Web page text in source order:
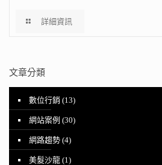
詳細資訊
文章分類
數位行銷 (13)
網站案例 (30)
網路趨勢 (4)
美髮沙龍 (1)